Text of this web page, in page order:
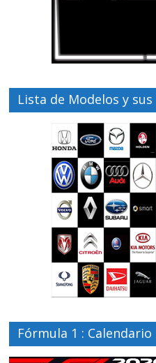
Lista de Modelos y sus
Fórmula 1 : Calendario